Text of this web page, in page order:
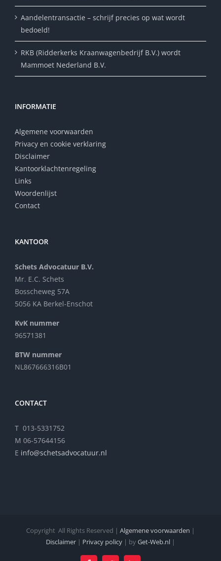
Aandelentransactie – schrijf precies op wat wordt
bedoeld!
RKB (Ridderkerks Kraanwagenbedrijf B.V.) wordt
Mammoet Nederland B.V.
INFORMATIE
Algemene voorwaarden
Privacy en cookie verklaring
Disclaimer
Kantoorklachtenregeling
Links
Woordenlijst
Contact
KANTOOR
Schets Advocatuur B.V.
Mr. E.C. Schets
Bosscheweg 57A
5056 KA Berkel-Enschot
KvK nummer
96571381
BTW nummer
NL867666316B01
CONTACT
T 013-5331752
M 06-57644156
E info@schetsadvocatuur.nl
Copyright All Rights Reserved | Algemene voorwaarden |
Disclaimer | Privacy policy | byGet-Web.nl |